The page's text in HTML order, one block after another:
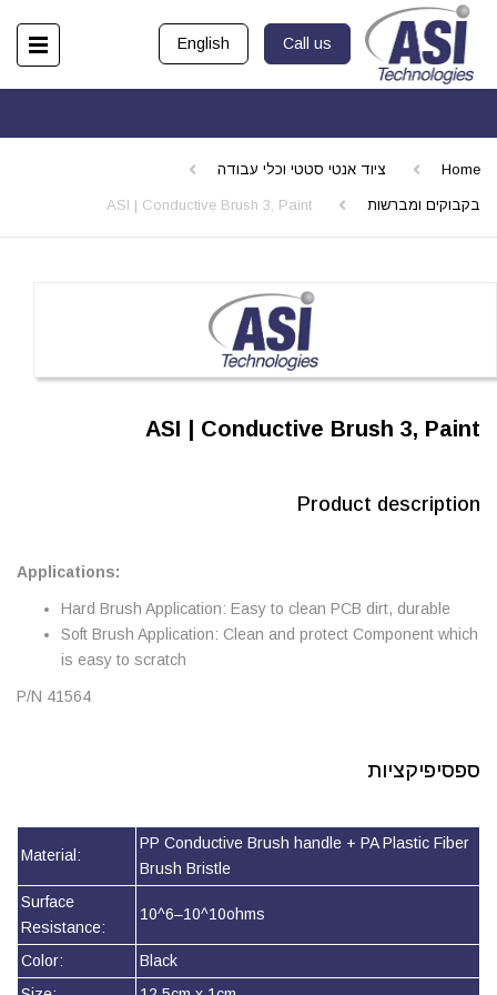
Call us
English
Home ציוד אנטי סטטי וכלי עבודה
בקבוקים ומברשות ASI | Conductive Brush 3, Paint
ASI | Conductive Brush 3, Paint
Product description
Applications:
Hard Brush Application: Easy to clean PCB dirt, durable
Soft Brush Application: Clean and protect Component which
is easy to scratch
P/N 41564
ספסיפיקציות
Material:
PP Conductive Brush handle + PA Plastic Fiber
Brush Bristle
Surface
Resistance:
10^6–10^10ohms
Color:
Black